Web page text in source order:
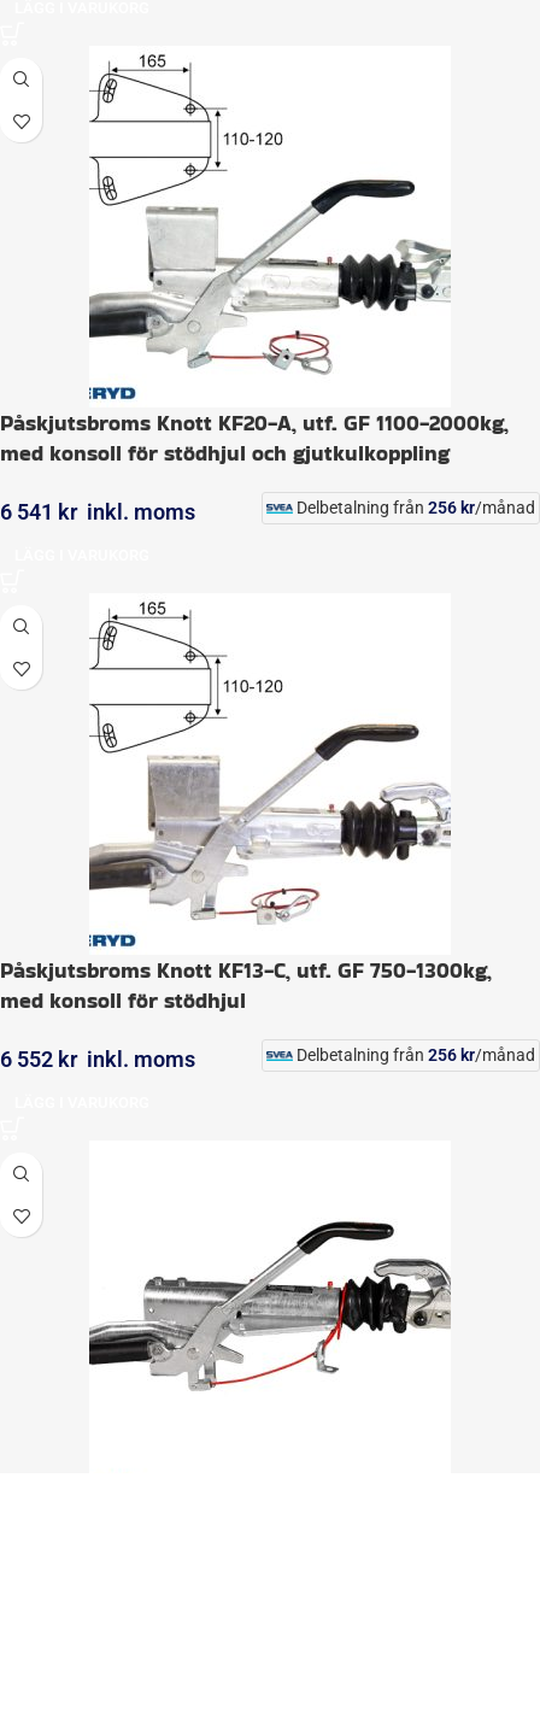
Påskjutsbroms Knott KF20-A, utf. GF 1100-2000kg,
med konsoll för stödhjul och gjutkulkoppling
6 541 kr inkl. moms Delbetalning från 256 kr/månad
Påskjutsbroms Knott KF13-C, utf. GF 750-1300kg,
med konsoll för stödhjul
6 552 kr inkl. moms Delbetalning från 256 kr/månad